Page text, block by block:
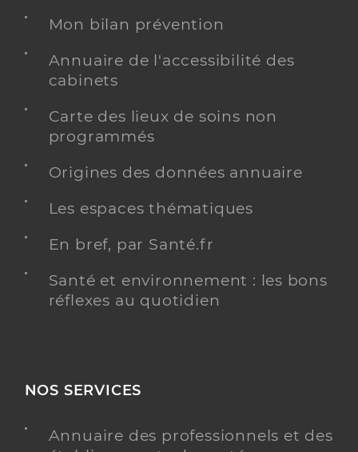
Mon bilan prévention
Annuaire de l'accessibilité des
cabinets
Carte des lieux de soins non
programmés
Origines des données annuaire
Les espaces thématiques
En bref, par Santé.fr
Santé et environnement : les bons
réflexes au quotidien
NOS SERVICES
Annuaire des professionnels et des